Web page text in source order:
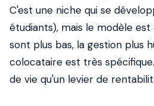
C'est une niche qui se
étudiants), mais le modèle
sont plus bas, la gestion plus
colocataire est très
de vie qu'un levier de